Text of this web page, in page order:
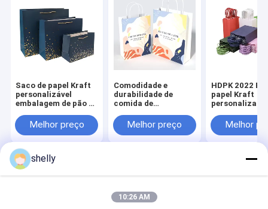
Saco de papel Kraft
personalizável
embalagem de pão e
levar embalagem de
alimentos impressão
descartável
Melhor preço
Comodidade e
durabilidade de
comida de
Carregar Bolsa de
papel Kraft
Melhor preço
HDPK 2022
papel Kraft
pessoalMelhor
Site
Conosco
Site
Mapa do Site
Privacy Policy
shelly
10:26 AM